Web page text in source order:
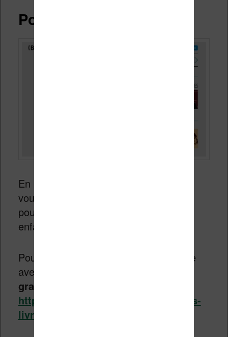
Pour les enfants
En plus des livres classiques et audio,
vous pouvez vous tourner vers la BnF
pour avoir des contenus adaptés à vos
enfants :
Pour les
, Mc Donald’s propose
avec Hachette des
gratuits
https://www.mcdonalds.fr/famille/les-
livres-happy-meal